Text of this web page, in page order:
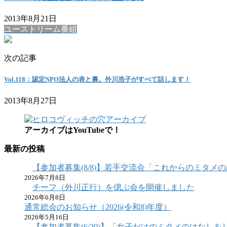
2013年8月21日
ユーストリーム番組
次の記事
Vol.118：認定NPO法人の表と裏。外川浩子がすべて話します！
2013年8月27日
アーカイブはYouTubeで！
最新の投稿
【参加者募集(8/8)】若手交流会「これからのミタメ
2026年7月8日
チーフ（外川正行）を偲ぶ会を開催しました
2026年6月8日
通常総会のお知らせ（2026(令和8)年度）
2026年5月16日